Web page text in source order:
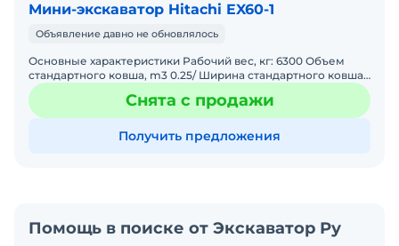
Мини-экскаватор Hitachi EX60-1
Объявление давно не обновлялось
Основные характеристики Рабочий вес, кг: 6300 Объем
стандартного ковша, m3 0.25/ Ширина стандартного ковша,
Снята с продажи
Получить предложения
Помощь в поиске от Экскаватор Ру